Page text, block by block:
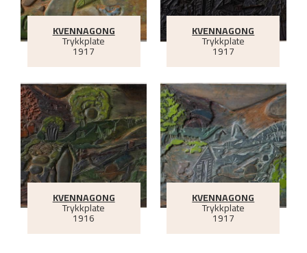
KVENNAGONG
Trykkplate
1917
KVENNAGONG
Trykkplate
1917
KVENNAGONG
Trykkplate
1916
KVENNAGONG
Trykkplate
1917